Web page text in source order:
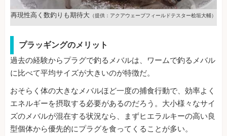
再現性高く数釣りも期待大 （提供：アクアウェーブフィールドテスター桧垣大輔）
プラッギングのメリット
過去の経験からプラグで釣るメバルは、ワームで釣るメバル
に比べて平均サイズが大きいのが特徴だ。
おそらく体の大きなメバルほど一度の捕食行動で、効率よく
エネルギーを摂取する必要があるのだろう。大小様々なサイ
ズのメバルが混在する状況なら、まずヒエラルキーの高い良
型個体から優先的にプラグを食ってくることが多い。